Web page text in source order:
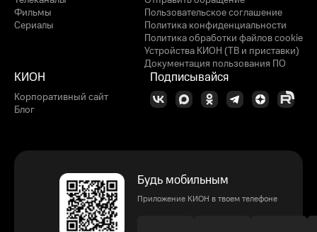
Фильмы
Сериалы
Пользовательское соглашение
Политика конфиденциальности
Политика обработки файлов cookie
Устройства КИОН (ТВ и приставки)
Документация пользования ПО
КИОН
Корпоративный сайт
Блог
Подписывайся
Будь мобильным
Приложение КИОН в твоем телефоне